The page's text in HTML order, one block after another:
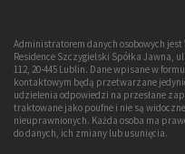
Administratorem danych osobowych jest
Residence Szczygielski Spółka Jawna,
112, 20-445 Lublin. Dane wpisane w
kontaktowym będą przetwarzane
udzielenia odpowiedzi na przesłane
traktowane jako poufne i nie są
nieuprawnionych. Każda osoba ma
do danych, ich zmiany lub usunięcia.